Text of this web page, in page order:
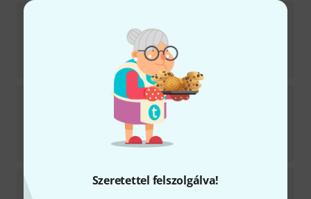
Szeretettel felszolgálva!
60
Azonnal szállítható
247 666.67Ft/ kg
La Tromba Sliding Stick for Flutes
17
Azonnal szállítható
Ft
/ kg
La TrombaWoodwind Care Oil